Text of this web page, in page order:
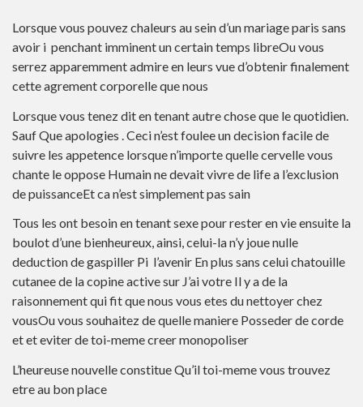
Lorsque vous pouvez chaleurs au sein d’un mariage paris sans
avoir i penchant imminent un certain temps libreOu vous
serrez apparemment admire en leurs vue d’obtenir finalement
cette agrement corporelle que nous
Lorsque vous tenez dit en tenant autre chose que le quotidien.
Sauf Que apologies . Ceci n’est foulee un decision facile de
suivre les appetence lorsque n’importe quelle cervelle vous
chante le oppose Humain ne devait vivre de life a l’exclusion
de puissanceEt ca n’est simplement pas sain
Tous les ont besoin en tenant sexe pour rester en vie ensuite la
boulot d’une bienheureux, ainsi, celui-la n’y joue nulle
deduction de gaspiller Pi l’avenir En plus sans celui chatouille
cutanee de la copine active sur J’ai votre Il y a de la
raisonnement qui fit que nous vous etes du nettoyer chez
vousOu vous souhaitez de quelle maniere Posseder de corde
et et eviter de toi-meme creer monopoliser
L’heureuse nouvelle constitue Qu’il toi-meme vous trouvez
etre au bon place